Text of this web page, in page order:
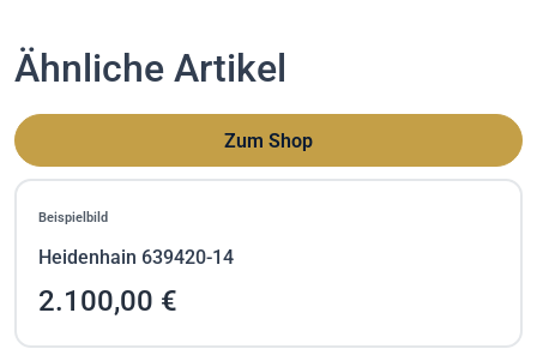
Ähnliche Artikel
Zum Shop
Beispielbild
Heidenhain 639420-14
2.100,00 €